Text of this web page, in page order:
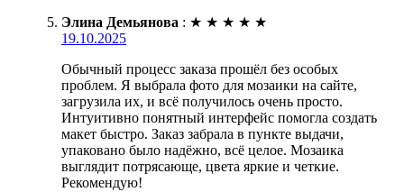
Элина Демьянова : ★ ★ ★ ★ ★
19.10.2025
Обычный процесс заказа прошёл без особых
проблем. Я выбрала фото для мозаики на сайте,
загрузила их, и всё получилось очень просто.
Интуитивно понятный интерфейс помогла создать
макет быстро. Заказ забрала в пункте выдачи,
упаковано было надёжно, всё целое. Мозаика
выглядит потрясающе, цвета яркие и четкие.
Рекомендую!